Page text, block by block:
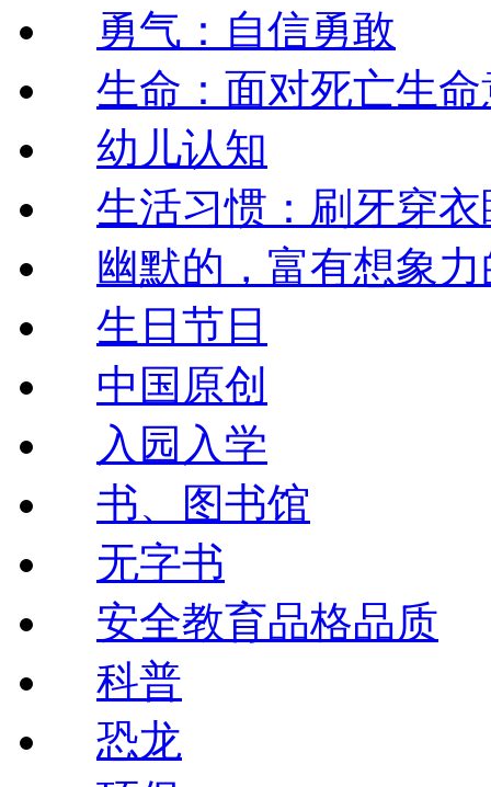
勇气：自信勇敢
生命：面对死亡生
幼儿认知
生活习惯：刷牙穿
幽默的，富有想象力
生日节日
中国原创
入园入学
书、图书馆
无字书
安全教育品格品质
科普
恐龙